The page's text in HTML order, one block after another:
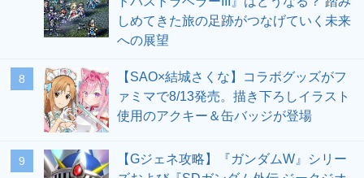
しめてきた旅の足跡がつなげていく未来
への展望
8
【SAO×結城さくな】コラボグッズがフ
ァミマで8/13発売。描き下ろしイラスト
使用のアクキー＆缶バッジが登場
9
【Gジェネ攻略】『ガンダムW』シリー